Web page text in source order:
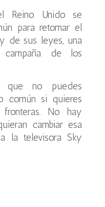
Reino Unido se
para retomar el
de sus leyes, una
de los
que no puedes
común si quieres
No hay
cambiar esa
la televisora Sky